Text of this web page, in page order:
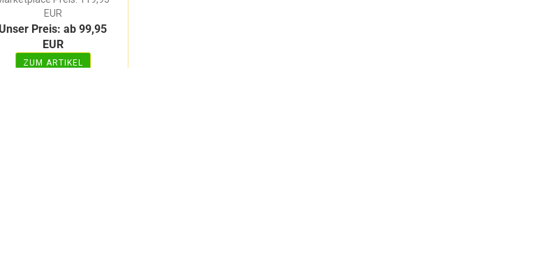
EUR
Unser Preis: ab 99,95
EUR
ZUM ARTIKEL